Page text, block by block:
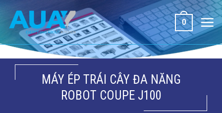
dung
0
MÁY ÉP TRÁI CÂY ĐA NĂNG
ROBOT COUPE J100